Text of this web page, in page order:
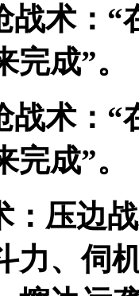
战术：
成”。
战术：
成”。
：压边
力、伺